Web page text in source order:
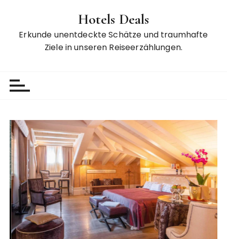
Hotels Deals
Erkunde unentdeckte Schätze und traumhafte
Ziele in unseren Reiseerzählungen.